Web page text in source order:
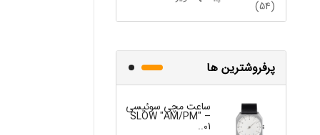
(54)
پرفروشترین ها
ساعت مچی سوئیسی
SLOW "AM/PM" –
01..